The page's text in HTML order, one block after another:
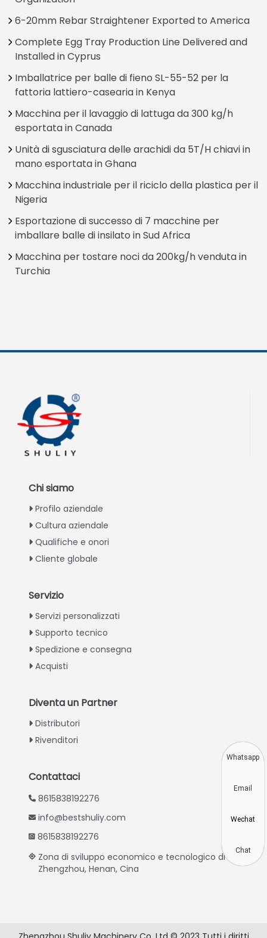
6-20mm Rebar Straightener Exported to America
Complete Egg Tray Production Line Delivered and
Installed in Cyprus
Imballatrice per balle di fieno SL-55-52 per la
fattoria lattiero-casearia in Kenya
Macchina per il lavaggio di lattuga da 300 kg/h
esportata in Canada
Unità di sgusciatura delle arachidi da 5T/H chiavi in
mano esportata in Ghana
Macchina industriale per il riciclo della plastica per il
Nigeria
Esportazione di successo di 7 macchine per
imballare balle di insilato in Sud Africa
Macchina per tostare noci da 200kg/h venduta in
Turchia
Chi siamo
Profilo aziendale
Cultura aziendale
Qualifiche e onori
Cliente globale
Servizio
Servizi personalizzati
Supporto tecnico
Spedizione e consegna
Acquisti
Diventa un Partner
Distributori
Rivenditori
Contattaci
8615838192276
info@bestshuliy.com
8615838192276
Zona di sviluppo economico e tecnologico di
Zhengzhou, Henan, Cina
Portuguese
Spanish
Korean
Turkish
Swahili
Urdu
Greek
Whatsapp
Email
Wechat
Chat